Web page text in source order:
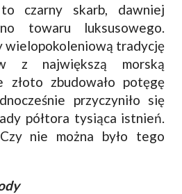
czarny skarb, dawniej
towaru luksusowego.
wielopokoleniową tradycję
z największą morską
złoto zbudowało potęgę
przyczyniło się
półtora tysiąca istnień.
nie można było tego